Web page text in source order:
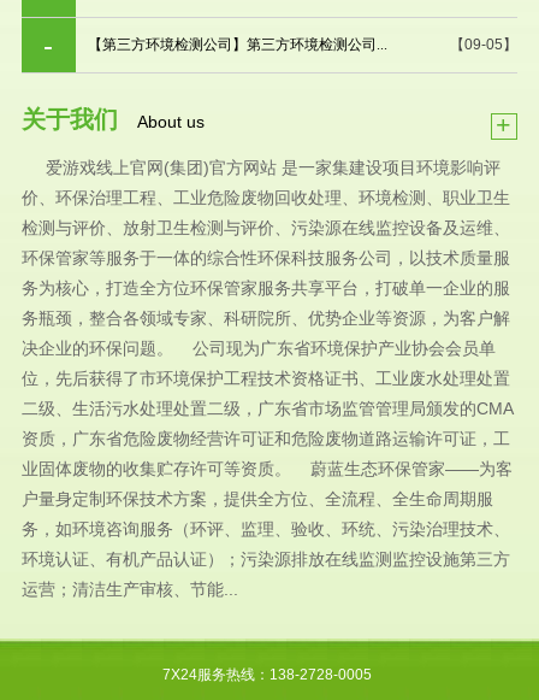
【09-05】
【第三方环境检测公司】第三方环境检测公司...
关于我们 About us +
爱游戏线上官网(集团)官方网站 是一家集建设项目环境影响评
价、环保治理工程、工业危险废物回收处理、环境检测、职业卫生
检测与评价、放射卫生检测与评价、污染源在线监控设备及运维、
环保管家等服务于一体的综合性环保科技服务公司，以技术质量服
务为核心，打造全方位环保管家服务共享平台，打破单一企业的服
务瓶颈，整合各领域专家、科研院所、优势企业等资源，为客户解
决企业的环保问题。 公司现为广东省环境保护产业协会会员单
位，先后获得了市环境保护工程技术资格证书、工业废水处理处置
二级、生活污水处理处置二级，广东省市场监管管理局颁发的CMA
资质，广东省危险废物经营许可证和危险废物道路运输许可证，工
业固体废物的收集贮存许可等资质。 蔚蓝生态环保管家——为客
户量身定制环保技术方案，提供全方位、全流程、全生命周期服
务，如环境咨询服务（环评、监理、验收、环统、污染治理技术、
环境认证、有机产品认证）；污染源排放在线监测监控设施第三方
运营；清洁生产审核、节能...
7X24服务热线：138-2728-0005